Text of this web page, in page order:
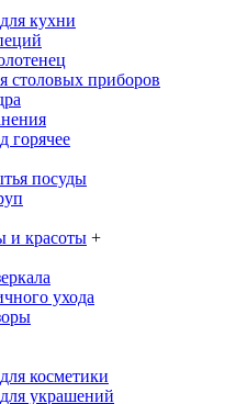
кухни
столовых приборов
горячее
посуды
и красоты +
ухода
косметики
украшений